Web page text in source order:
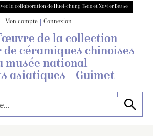
la collaboration de Huei-chung Tsao et Xavier Besse
Mon compte Connexion
de la collection
de céramiques chinoises
musée national
asiatiques – Guimet